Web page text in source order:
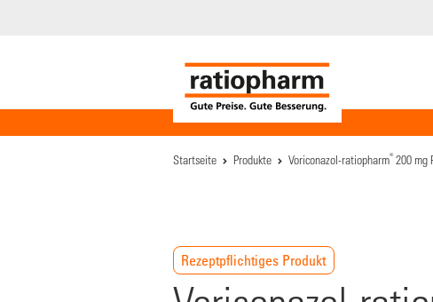
Startseite Produkte Voriconazol-ratiopharm®200 mg
Rezeptpflichtiges Produkt